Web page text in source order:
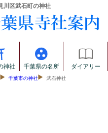
川区武石町の神社
神社 千葉県の名所 ダイアリー
千葉市の神社 武石神社